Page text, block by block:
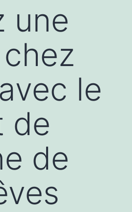
une
le
de
de